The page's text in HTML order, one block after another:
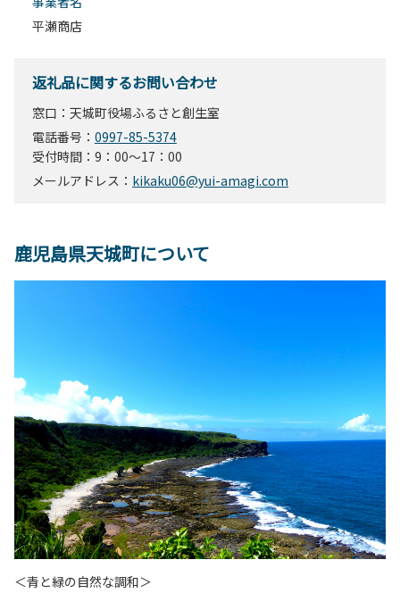
平瀬商店
返礼品に関するお問い合わせ
窓口：天城町役場ふるさと創生室
電話番号： 0997-85-5374
受付時間：9：00～17：00
メールアドレス： kikaku06@yui-amagi.com
鹿児島県天城町について
＜青と緑の自然な調和＞